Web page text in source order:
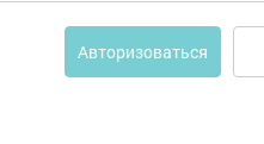
Авторизоваться